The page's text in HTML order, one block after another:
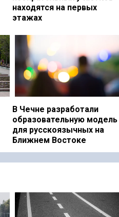
находятся на первых
этажах
В Чечне разработали
образовательную модель
для русскоязычных на
Ближнем Востоке